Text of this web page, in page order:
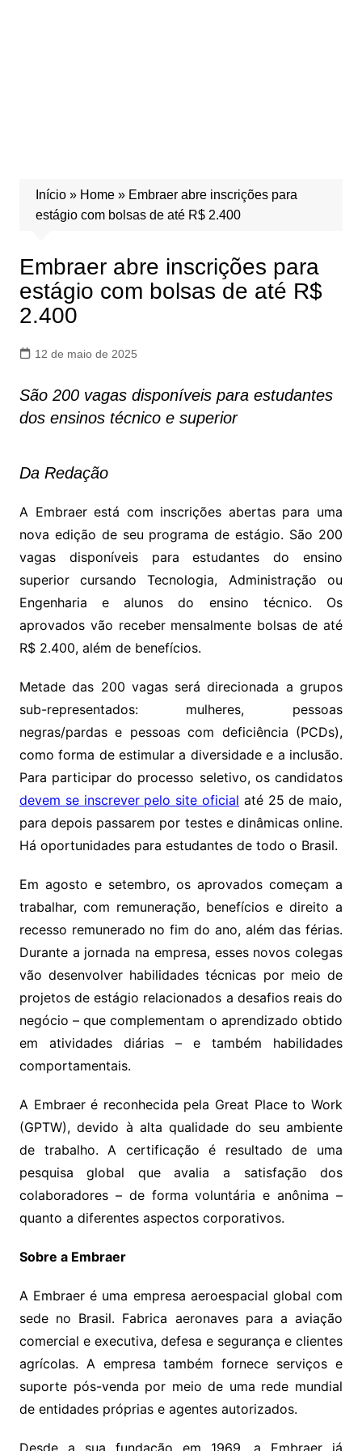
Início» Home» Embraer abre inscrições para
estágio com bolsas de até R$ 2.400
Embraer abre inscrições para
estágio com bolsas de até R$
2.400
12 de maio de 2025
São 200 vagas disponíveis para estudantes
dos ensinos técnico e superior
Da Redação
A Embraer está com inscrições abertas para uma
nova edição de seu programa de estágio. São 200
vagas disponíveis para estudantes do ensino
superior cursando Tecnologia, Administração ou
Engenharia e alunos do ensino técnico. Os
aprovados vão receber mensalmente bolsas de até
R$ 2.400, além de benefícios.
Metade das 200 vagas será direcionada a grupos
sub-representados: mulheres, pessoas
negras/pardas e pessoas com deficiência (PCDs),
como forma de estimular a diversidade e a inclusão.
Para participar do processo seletivo, os candidatos
devem se inscrever pelo site oficial até 25 de maio,
para depois passarem por testes e dinâmicas online.
Há oportunidades para estudantes de todo o Brasil.
Em agosto e setembro, os aprovados começam a
trabalhar, com remuneração, benefícios e direito a
recesso remunerado no fim do ano, além das férias.
Durante a jornada na empresa, esses novos colegas
vão desenvolver habilidades técnicas por meio de
projetos de estágio relacionados a desafios reais do
negócio – que complementam o aprendizado obtido
em atividades diárias – e também habilidades
comportamentais.
A Embraer é reconhecida pela Great Place to Work
(GPTW), devido à alta qualidade do seu ambiente
de trabalho. A certificação é resultado de uma
pesquisa global que avalia a satisfação dos
colaboradores – de forma voluntária e anônima –
quanto a diferentes aspectos corporativos.
Sobre a Embraer
A Embraer é uma empresa aeroespacial global com
sede no Brasil. Fabrica aeronaves para a aviação
comercial e executiva, defesa e segurança e clientes
agrícolas. A empresa também fornece serviços e
suporte pós-venda por meio de uma rede mundial
de entidades próprias e agentes autorizados.